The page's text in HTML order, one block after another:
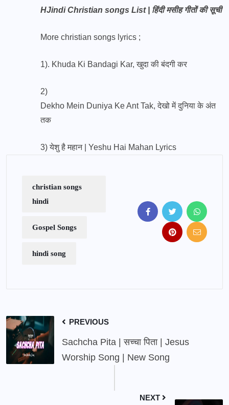
HJindi Christian songs List | हिंदी मसीह गीतों की सूची
More christian songs lyrics ;
1). Khuda Ki Bandagi Kar, खुदा की बंदगी कर
2)
Dekho Mein Duniya Ke Ant Tak, देखो में दुनिया के अंत
तक
3)येशु है महान | Yeshu Hai Mahan Lyrics
christian songs
hindi
Gospel Songs
hindi song
PREVIOUS
Sachcha Pita | सच्चा पिता | Jesus
Worship Song | New Song
NEXT